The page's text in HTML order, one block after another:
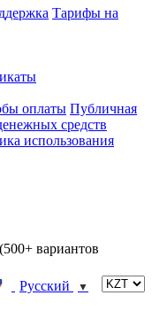
Тарифы на
оплаты Публичная
средств
использования
вариантов
Русский
▼